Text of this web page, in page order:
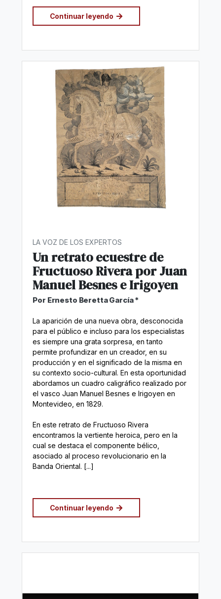
Continuar leyendo
LA VOZ DE LOS EXPERTOS
Un retrato ecuestre de
Fructuoso Rivera por Juan
Manuel Besnes e Irigoyen
Por Ernesto Beretta García *
La aparición de una nueva obra, desconocida
para el público e incluso para los especialistas
es siempre una grata sorpresa, en tanto
permite profundizar en un creador, en su
producción y en el significado de la misma en
su contexto socio-cultural. En esta oportunidad
abordamos un cuadro caligráfico realizado por
el vasco Juan Manuel Besnes e Irigoyen en
Montevideo, en 1829.
En este retrato de Fructuoso Rivera
encontramos la vertiente heroica, pero en la
cual se destaca el componente bélico,
asociado al proceso revolucionario en la
Banda Oriental. [...]
Continuar leyendo